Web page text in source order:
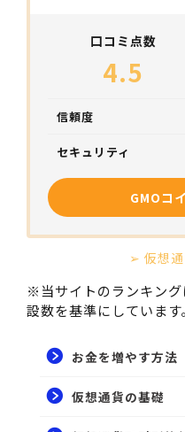
口コミ点数
4.5
信頼度
セキュリティ
GMOコ
➢ 仮想
※当サイトのランキン
設数を基準にしています。
お金を増やす方法
仮想通貨の基礎